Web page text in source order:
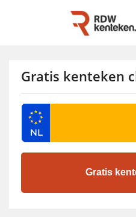
Gratis kenteken